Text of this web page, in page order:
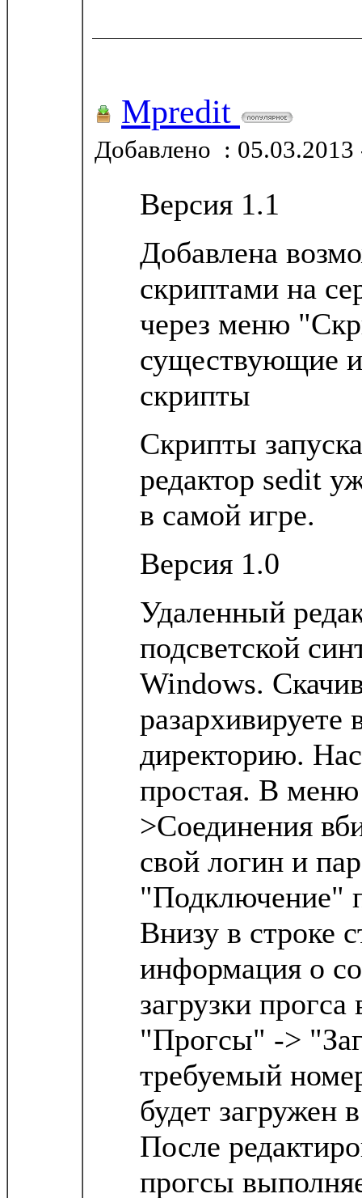
Mpredit
Добавлено : 05.03.2013
Версия 1.1
Добавлена
скриптами на
через меню
существующие
скрипты
Скрипты
редактор sedit
в самой игре.
Версия 1.0
Удаленный
подсветской
Windows.
директорию.
простая. В
>Соединения
свой логин и
"Подключение"
Внизу в строке
информация о
загрузки
"Прогсы" ->
требуемый
будет загружен
После
прогсы